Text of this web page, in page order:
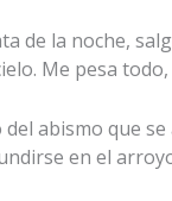
de la noche,
Me pesa
abismo que
en el